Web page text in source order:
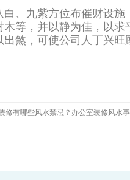
、九紫方位布催财设
等，并以静为佳，以
煞，可使公司人丁兴旺
修有哪些风水禁忌？办公室装修风水